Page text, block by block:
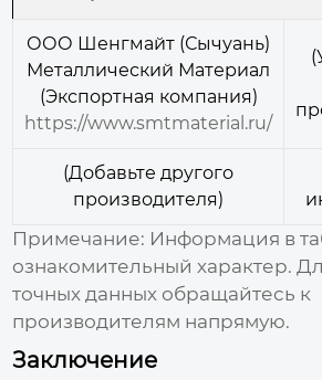
ООО Шенгмайт (Сычуань)
Металлический Материал
(Экспортная компания)
https://www.smtmaterial.ru/
(Добавьте другого
производителя)
Примечание: Информация в
ознакомительный характер.
точных данных обращайтесь к
производителям напрямую.
Заключение